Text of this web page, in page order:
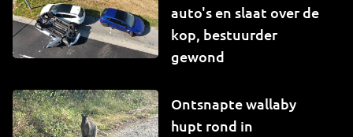
auto's en slaat over de
kop, bestuurder
gewond
Ontsnapte wallaby
hupt rond in